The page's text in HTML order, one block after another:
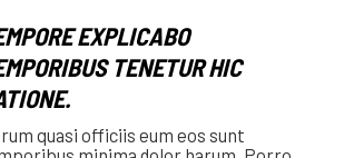
EXPLICABO
TENETUR HIC
quasi officiis eum eos sunt